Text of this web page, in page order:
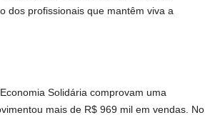
dos profissionais que mantêm viva a
Solidária comprovam uma
mais de R$ 969 mil em vendas. No